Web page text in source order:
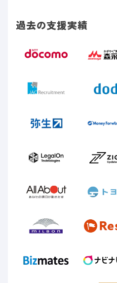
過去の支援実績